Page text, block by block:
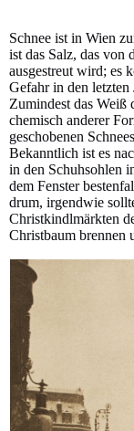
Schnee ist in Wien
ist das Salz, das von
ausgestreut wird; es
Gefahr in den letzten
Zumindest das Weiß
chemisch anderer
geschobenen
Bekanntlich ist es
in den Schuhsohlen
dem Fenster
drum, irgendwie
Christkindlmärkten
Christbaum brennen